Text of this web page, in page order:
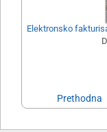
Elektronsko
Prethodna